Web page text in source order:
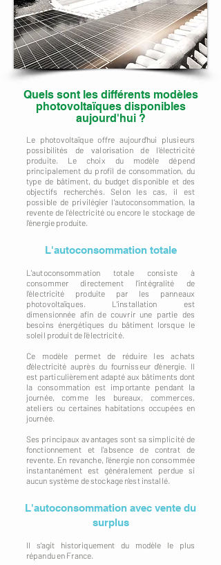
Quels sont les différents modèles
photovoltaïques disponibles
aujourd'hui ?
Le photovoltaïque offre aujourd'hui plusieurs
possibilités de valorisation de l'électricité
produite. Le choix du modèle dépend
principalement du profil de consommation, du
type de bâtiment, du budget disponible et des
objectifs recherchés. Selon les cas, il est
possible de privilégier l'autoconsommation, la
revente de l'électricité ou encore le stockage de
l'énergie produite.
L'autoconsommation totale
L'autoconsommation totale consiste à
consommer directement l'intégralité de
l'électricité produite par les panneaux
photovoltaïques. L'installation est
dimensionnée afin de couvrir une partie des
besoins énergétiques du bâtiment lorsque le
soleil produit de l'électricité.
Ce modèle permet de réduire les achats
d'électricité auprès du fournisseur d'énergie. Il
est particulièrement adapté aux bâtiments dont
la consommation est importante pendant la
journée, comme les bureaux, commerces,
ateliers ou certaines habitations occupées en
journée.
Ses principaux avantages sont sa simplicité de
fonctionnement et l'absence de contrat de
revente. En revanche, l'énergie non consommée
instantanément est généralement perdue si
aucun système de stockage n'est installé.
L'autoconsommation avec vente du
surplus
Il s'agit historiquement du modèle le plus
répandu en France.